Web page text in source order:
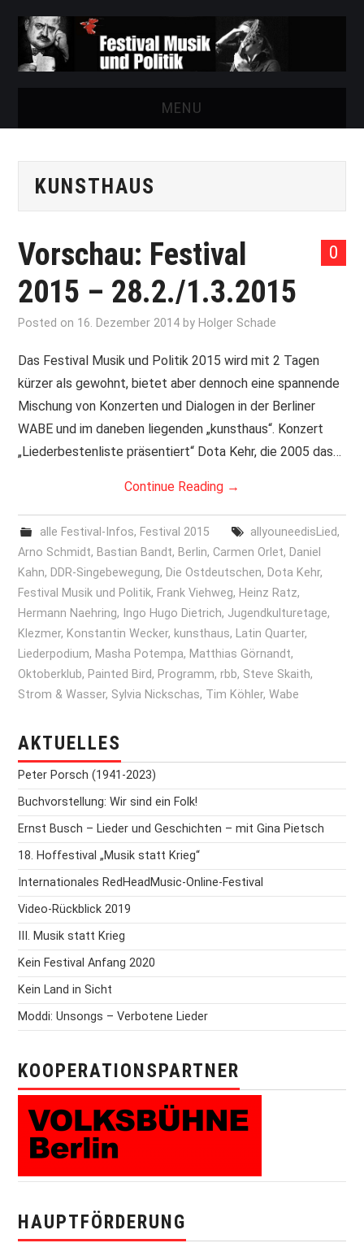
MENU
FESTIVAL
AUSSTELLUNGEN
ARCHIV
PRINT & CDS
IMPRESSUM
KUNSTHAUS
0
Vorschau: Festival
2015 – 28.2./1.3.2015
Posted on 16. Dezember 2014 by Holger Schade
Das Festival Musik und Politik 2015 wird mit 2 Tagen
kürzer als gewohnt, bietet aber dennoch eine spannende
Mischung von Konzerten und Dialogen in der Berliner
WABE und im daneben liegenden „kunsthaus“. Konzert
„Liederbestenliste präsentiert“ Dota Kehr, die 2005 das…
Continue Reading →
alle Festival-Infos, Festival 2015 allyouneedisLied,
Arno Schmidt, Bastian Bandt, Berlin,Carmen Orlet, Daniel
Kahn, DDR-Singebewegung, Die Ostdeutschen, Dota Kehr,
Festival Musik und Politik, Frank Viehweg, Heinz Ratz,
Hermann Naehring, Ingo Hugo Dietrich, Jugendkulturetage,
Klezmer, Konstantin Wecker, kunsthaus, Latin Quarter,
Liederpodium, Masha Potempa, Matthias Görnandt,
Oktoberklub, Painted Bird, Programm,rbb, Steve Skaith,
Strom & Wasser, Sylvia Nickschas, Tim Köhler,Wabe
AKTUELLES
Peter Porsch (1941-2023)
Buchvorstellung: Wir sind ein Folk!
Ernst Busch – Lieder und Geschichten – mit Gina Pietsch
18. Hoffestival „Musik statt Krieg“
Internationales RedHeadMusic-Online-Festival
Video-Rückblick 2019
III. Musik statt Krieg
Kein Festival Anfang 2020
Kein Land in Sicht
Moddi: Unsongs – Verbotene Lieder
KOOPERATIONSPARTNER
HAUPTFÖRDERUNG